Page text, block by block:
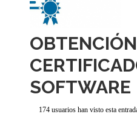
SOFTWARE
174 usuarios han visto esta